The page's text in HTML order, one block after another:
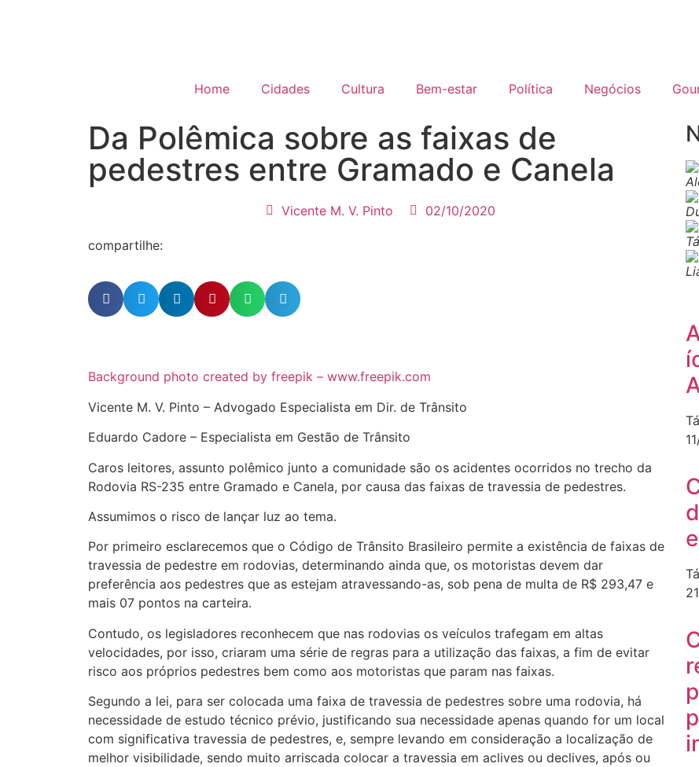
Home Cidades Cultura Bem-estar Política Negócios
Da Polêmica sobre as faixas de
pedestres entre Gramado e Canela
Vicente M. V. Pinto 02/10/2020
compartilhe:
Background photo created by freepik – www.freepik.com
Vicente M. V. Pinto – Advogado Especialista em Dir. de Trânsito
Eduardo Cadore – Especialista em Gestão de Trânsito
Caros leitores, assunto polêmico junto a comunidade são os acidentes ocorridos no trecho da
Rodovia RS-235 entre Gramado e Canela, por causa das faixas de travessia de pedestres.
Assumimos o risco de lançar luz ao tema.
Por primeiro esclarecemos que o Código de Trânsito Brasileiro permite a existência de faixas de
travessia de pedestre em rodovias, determinando ainda que, os motoristas devem dar
preferência aos pedestres que as estejam atravessando-as, sob pena de multa de R$ 293,47 e
mais 07 pontos na carteira.
Contudo, os legisladores reconhecem que nas rodovias os veículos trafegam em altas
velocidades, por isso, criaram uma série de regras para a utilização das faixas, a fim de evitar
risco aos próprios pedestres bem como aos motoristas que param nas faixas.
Segundo a lei, para ser colocada uma faixa de travessia de pedestres sobre uma rodovia, há
necessidade de estudo técnico prévio, justificando sua necessidade apenas quando for um local
com significativa travessia de pedestres, e, sempre levando em consideração a localização de
melhor visibilidade, sendo muito arriscada colocar a travessia em aclives ou declives, após ou